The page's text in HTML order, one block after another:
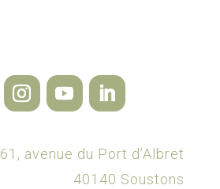
61, avenue du Port d’Albret
40140 Soustons